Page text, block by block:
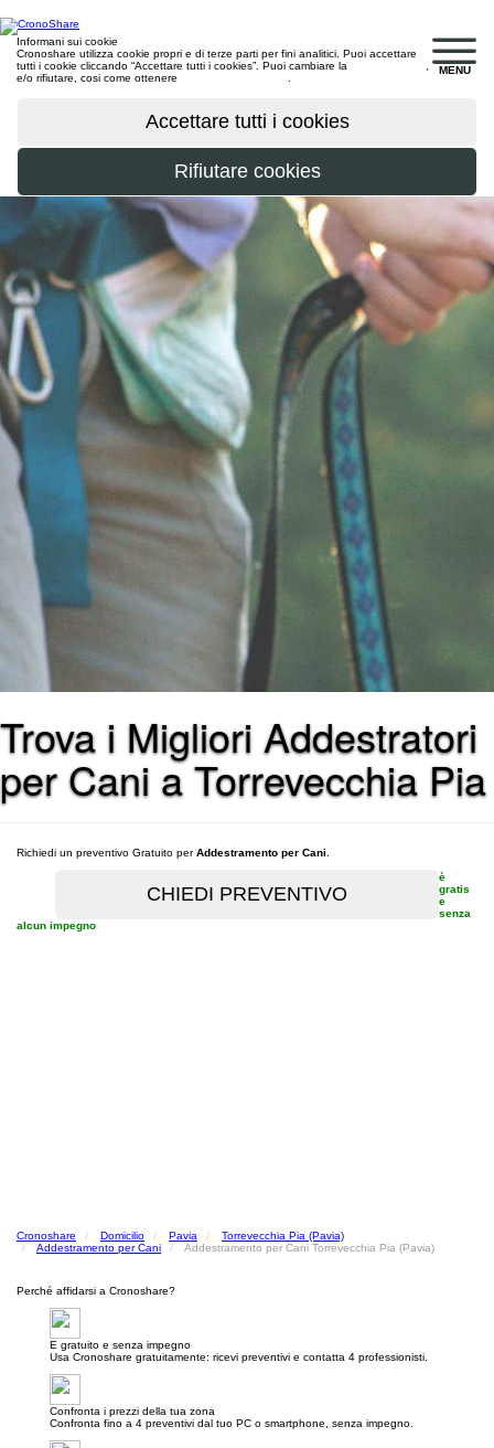
MENU
Informani sui cookie
Cronoshare utilizza cookie propri e di terze parti per fini analitici. Puoi accettare
tutti i cookie cliccando “Accettare tutti i cookies”. Puoi cambiare la
e/o rifiutare, cosi come ottenere
Trova i Migliori Addestratori
per Cani a Torrevecchia Pia
Richiedi un preventivo Gratuito perAddestramento per Cani
è
gratis
e
senza
alcun impegno
Cronoshare Domicilio Pavia
Torrevecchia Pia (Pavia)
Addestramento per Cani
Addestramento per Cani Torrevecchia Pia (Pavia)
Perché affidarsi a Cronoshare?
E gratuito e senza impegno
Usa Cronoshare gratuitamente: ricevi preventivi e contatta 4 professionisti.
Confronta i prezzi della tua zona
Confronta fino a 4 preventivi dal tuo PC o smartphone, senza impegno.